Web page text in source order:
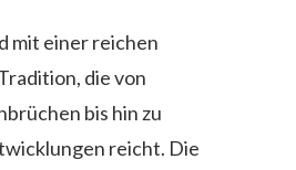
mit einer reichen
die von
bis hin zu
reicht. Die